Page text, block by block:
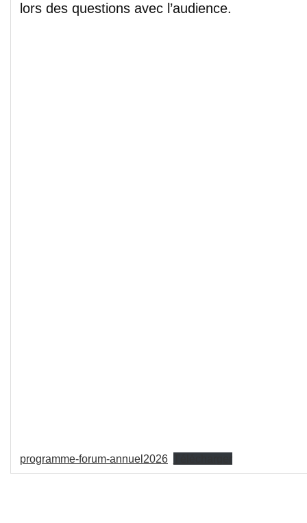
lors des questions avec l’audience.
programme-forum-annuel2026